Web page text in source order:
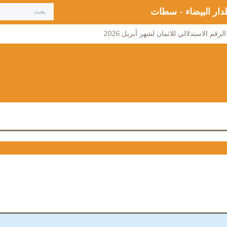
البيضاء - سطات
الاستدلالي للاثمان لشهر أبريل 2026